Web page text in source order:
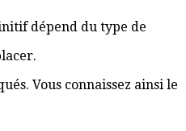
dépend du type de
Vous connaissez ainsi le